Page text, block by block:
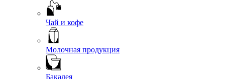
Чай и кофе
Молочная продукция
Бакалея